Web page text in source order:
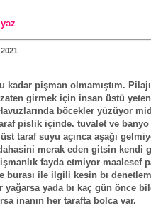
kadar pişman olmamıştım.
girmek için insan üstü
böcekler yüzüyor
pislik içinde. tuvalet ve banyo
taraf suyu açınca aşağı
merak eden gitsin kendi
fayda etmiyor maalesef
burası ile ilgili kesin bı
yada bı kaç gün önce
inanın her tarafta bolca var.